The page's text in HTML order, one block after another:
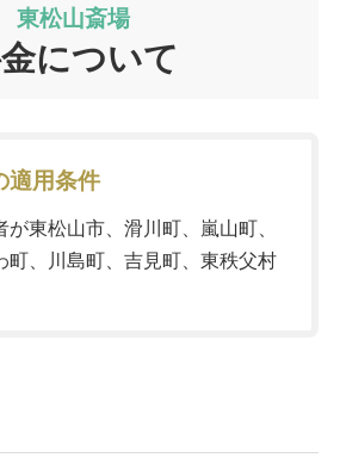
東松山斎場
について
適用条件
東松山市、滑川町、嵐山町、
町、川島町、吉見町、東秩父村